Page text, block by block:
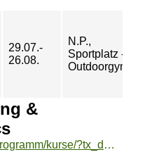
29.07.-
26.08.
N.P.,
Sportplatz -
Outdoorgym
&
https://www.tu-sport.de/sportprogramm/kurse/?tx_dwzeh_courses%5Baction%5D=show&tx_dwzeh_courses%5BsportsDescription%5D=1711&cHash=2378c5745ded5c09de0dd0b71d2f37d5